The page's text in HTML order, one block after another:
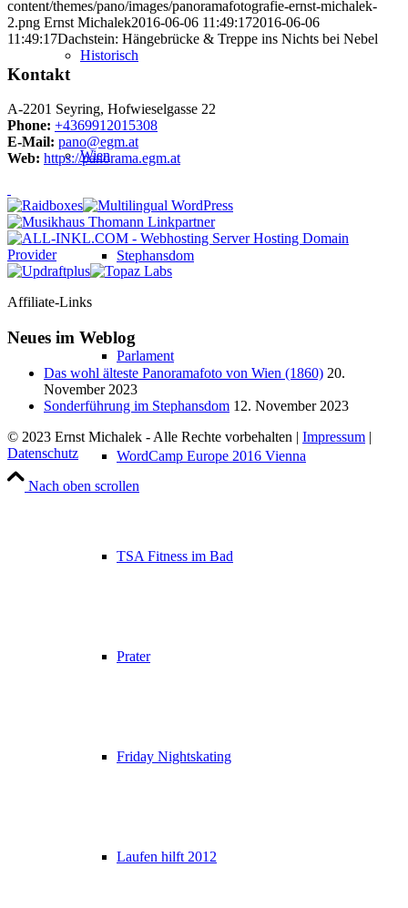
Historisch
Wien
Stephansdom
Parlament
WordCamp Europe 2016 Vienna
TSA Fitness im Bad
Prater
Friday Nightskating
Laufen hilft 2012
content/themes/pano/images/panoramafotografie-ernst-michalek-
2.png Ernst Michalek2016-06-06 11:49:172016-06-06
11:49:17Dachstein: Hängebrücke & Treppe ins Nichts bei Nebel
Kontakt
A-2201 Seyring, Hofwieselgasse 22
Phone: +4369912015308
E-Mail: pano@egm.at
Web: https://panorama.egm.at
Affiliate-Links
Neues im Weblog
Das wohl älteste Panoramafoto von Wien (1860) 20.
November 2023
Sonderführung im Stephansdom 12. November 2023
© 2023 Ernst Michalek - Alle Rechte vorbehalten | Impressum |
Datenschutz
Nach oben scrollen